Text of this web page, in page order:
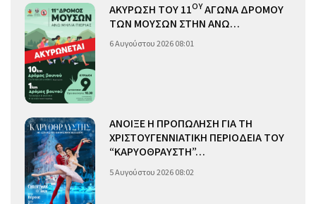
ΑΚΥΡΩΣΗ ΤΟΥ 11ΟΥΑΓΩΝΑ ΔΡΟΜΟΥ
ΤΩΝ ΜΟΥΣΩΝ ΣΤΗΝ ΑΝΩ…
6 Αυγούστου 2026 08:01
ΑΝΟΙΞΕ Η ΠΡΟΠΩΛΗΣΗ ΓΙΑ ΤΗ
ΧΡΙΣΤΟΥΓΕΝΝΙΑΤΙΚΗ ΠΕΡΙΟΔΕΙΑ ΤΟΥ
“ΚΑΡΥΟΘΡΑΥΣΤΗ”…
5 Αυγούστου 2026 08:02